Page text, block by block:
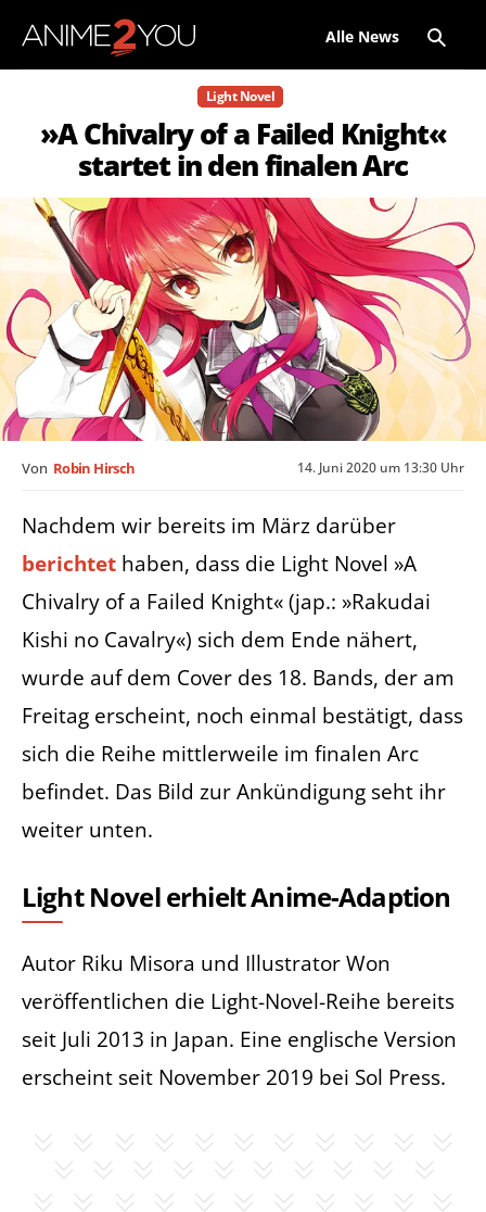
Alle News
Light Novel
»A Chivalry of a Failed Knight«
startet in den finalen Arc
14. Juni 2020 um 13:30 Uhr
Von Robin Hirsch
Nachdem wir bereits im März darüber
berichtet haben, dass die Light Novel »A
Chivalry of a Failed Knight« (jap.: »Rakudai
Kishi no Cavalry«) sich dem Ende nähert,
wurde auf dem Cover des 18. Bands, der am
Freitag erscheint, noch einmal bestätigt, dass
sich die Reihe mittlerweile im finalen Arc
befindet. Das Bild zur Ankündigung seht ihr
weiter unten.
Light Novel erhielt Anime-Adaption
Autor Riku Misora und Illustrator Won
veröffentlichen die Light-Novel-Reihe bereits
seit Juli 2013 in Japan. Eine englische Version
erscheint seit November 2019 bei Sol Press.